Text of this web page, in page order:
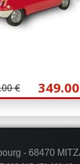
€ 349.00
- 68470